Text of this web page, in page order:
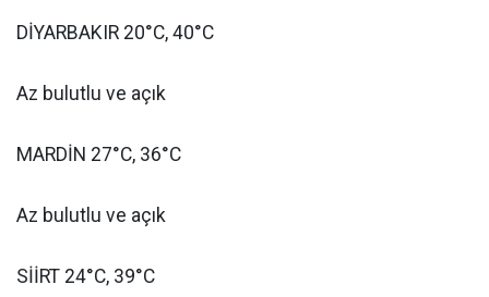
DİYARBAKIR 20°C, 40°C
Az bulutlu ve açık
MARDİN 27°C, 36°C
Az bulutlu ve açık
SİİRT 24°C, 39°C